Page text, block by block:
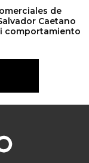
de
Caetano
comportamiento